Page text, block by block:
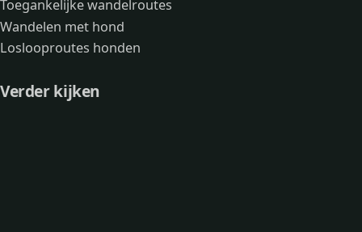
Toegankelijke wandelroutes
Wandelen met hond
Loslooproutes honden
Verder kijken